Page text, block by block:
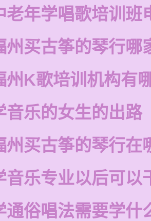
老年学唱歌培训班
州买古筝的琴行哪
州K歌培训机构有
音乐的女生的出路
州买古筝的琴行在
音乐专业以后可以
通俗唱法需要学什